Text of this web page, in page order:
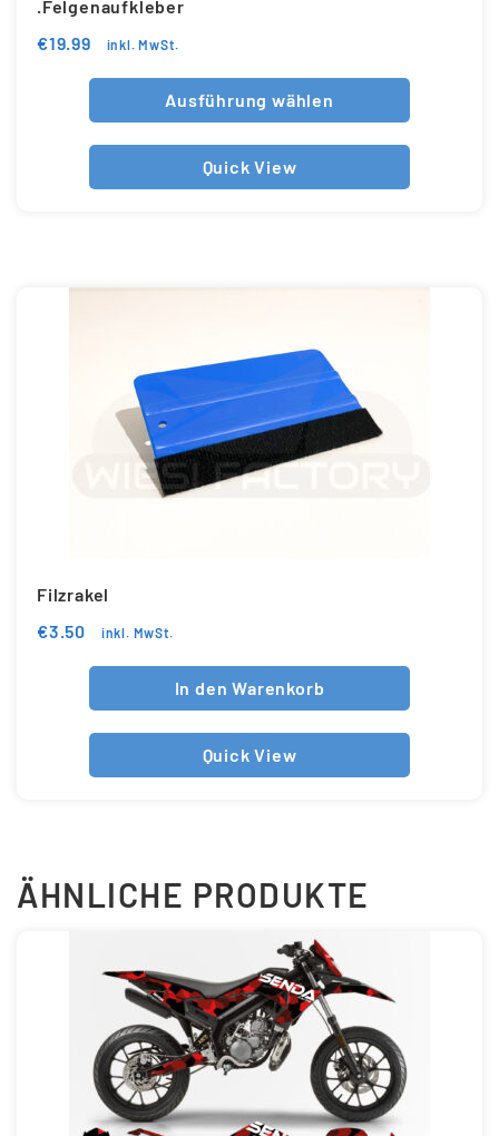
.Felgenaufkleber
€19.99 inkl. MwSt.
Ausführung wählen
Quick View
Filzrakel
€3.50 inkl. MwSt.
In den Warenkorb
Quick View
ÄHNLICHE PRODUKTE